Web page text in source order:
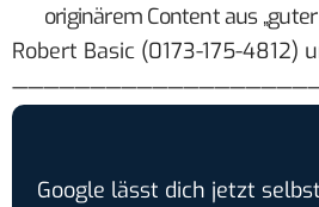
originärem Content aus
Robert Basic (0173-175-4812)
Google lässt dich jetzt